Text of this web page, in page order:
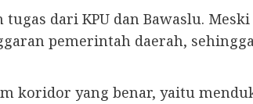
dari KPU dan Bawaslu.
pemerintah daerah,
koridor yang benar, yaitu